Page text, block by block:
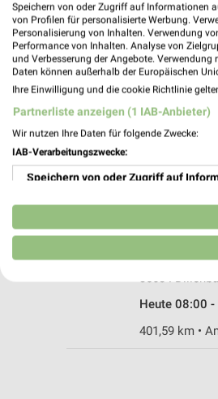
Rossmann
35239
Heute 08:30
Hauptstr. 113c
35684
Heute 08:00 -
401,59 km •
Speichern von oder Zugriff auf Informationen
von Profilen für personalisierte Werbung.
Personalisierung von Inhalten. Verwendung
Performance von Inhalten. Analyse von
und Verbesserung der Angebote.
Daten können außerhalb der Europäischen
Ihre Einwilligung und die cookie Richtlinie
Partnerliste anzeigen (1 IAB-Anbieter)
Wir nutzen Ihre Daten für folgende Zwecke:
IAB-Verarbeitungszwecke:
Speichern von oder Zugriff auf
Verwendung reduzierter Daten zur
Erstellung von Profilen für
Erstellung von Profilen zur